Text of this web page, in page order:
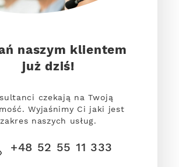
naszym klientem
już dziś!
czekają na Twoją
Wyjaśnimy Ci jaki jest
zakres naszych usług.
+48 52 55 11 333